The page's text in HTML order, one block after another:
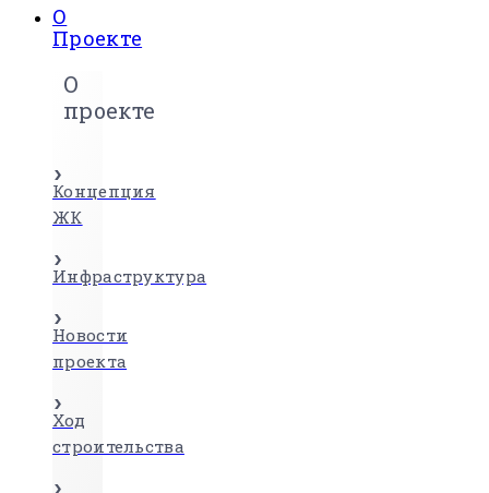
О
Проекте
О
проекте
Концепция
ЖК
Инфраструктура
Новости
проекта
Ход
строительства